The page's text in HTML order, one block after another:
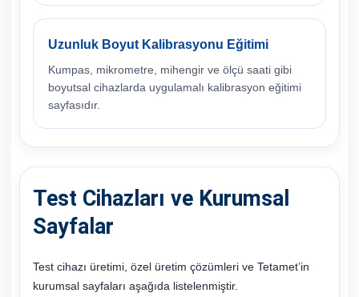
Uzunluk Boyut Kalibrasyonu Eğitimi
Kumpas, mikrometre, mihengir ve ölçü saati gibi
boyutsal cihazlarda uygulamalı kalibrasyon eğitimi
sayfasıdır.
Test Cihazları ve Kurumsal
Sayfalar
Test cihazı üretimi, özel üretim çözümleri ve Tetamet’in
kurumsal sayfaları aşağıda listelenmiştir.